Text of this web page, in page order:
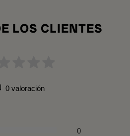
LOS CLIENTES
0 valoración
0